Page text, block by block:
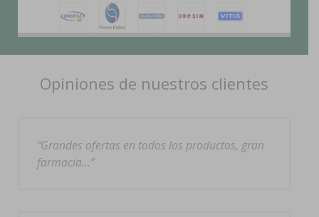
Opiniones de nuestros clientes
Grandes ofertas en todos los productos, gran
farmacia…